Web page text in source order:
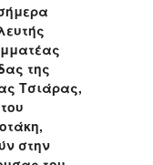
της
Τσιάρας,
στην